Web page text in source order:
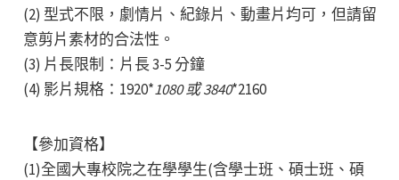
(2) 型式不限，劇情片、紀錄片、動畫片均可，但請留
意剪片素材的合法性。
(3) 片長限制：片長 3-5 分鐘
(4) 影片規格：1920*1080 或 3840*2160
【參加資格】
(1)全國大專校院之在學學生(含學士班、碩士班、碩